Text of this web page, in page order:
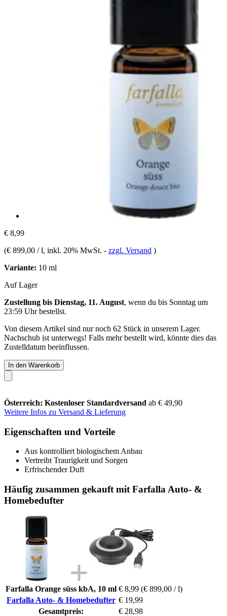
€ 8,99
(€ 899,00 / l, inkl. 20% MwSt. - zzgl. Versand )
Variante: 10 ml
Auf Lager
Zustellung bis Dienstag, 11. August, wenn du bis Sonntag um
23:59 Uhrbestellst.
Von diesem Artikel sind nur noch 62 Stück in unserem Lager.
Nachschub ist unterwegs! Falls mehr bestellt wird, könnte dies das
Zustelldatum beeinflussen.
In den Warenkorb
Österreich: Kostenloser Standardversand ab € 49,90
Weitere Infos zu Versand & Lieferung
Eigenschaften und Vorteile
Aus kontrolliert biologischem Anbau
Vertreibt Traurigkeit und Sorgen
Erfrischender Duft
Häufig zusammen gekauft mit Farfalla Auto- &
Homebedufter
Farfalla Orange süss kbA, 10 ml € 8,99 (€ 899,00 / l)
Farfalla Auto- & Homebedufter € 19,99
Gesamtpreis:
€ 28,98